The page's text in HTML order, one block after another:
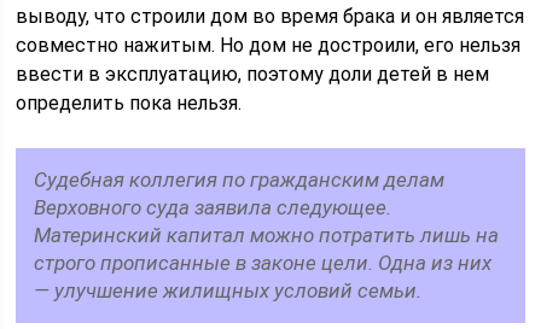
выводу, что строили дом во время брака и он является
совместно нажитым. Но дом не достроили, его нельзя
ввести в эксплуатацию, поэтому доли детей в нем
определить пока нельзя.
Судебная коллегия по гражданским делам
Верховного суда заявила следующее.
Материнский капитал можно потратить лишь на
строго прописанные в законе цели. Одна из них
— улучшение жилищных условий семьи.